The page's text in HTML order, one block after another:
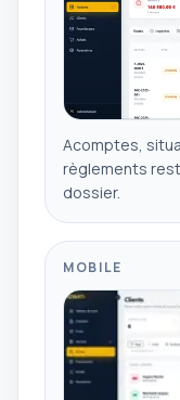
Acomptes,
règlements
dossier.
MOBILE